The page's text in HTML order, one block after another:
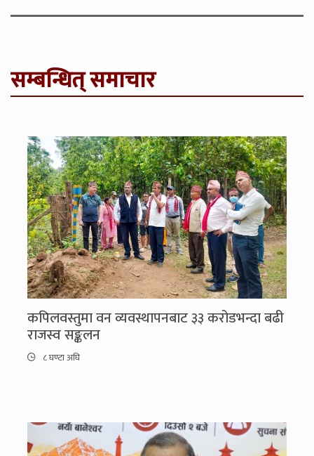
सम्बन्धित् समाचार
कपिलवस्तुमा वन व्यवस्थापनबाट ३३ करोडभन्दा बढी
राजस्व सङ्कलन
८ घण्टा अघि